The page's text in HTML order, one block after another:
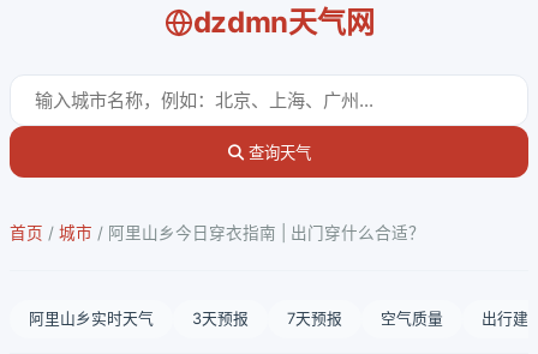
dzdmn天气网
查询天气
首页 / 城市 / 阿里山乡今日穿衣指南 | 出门穿什么合适？
阿里山乡实时天气 3天预报 7天预报 空气质量 出行建